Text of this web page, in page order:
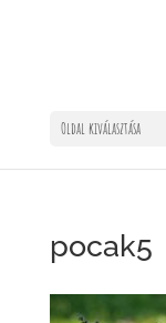
Oldal kiválasztása
pocak5